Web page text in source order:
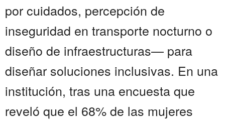
por cuidados, percepción de
inseguridad en transporte nocturno o
diseño de infraestructuras— para
diseñar soluciones inclusivas. En una
institución, tras una encuesta que
reveló que el 68% de las mujeres